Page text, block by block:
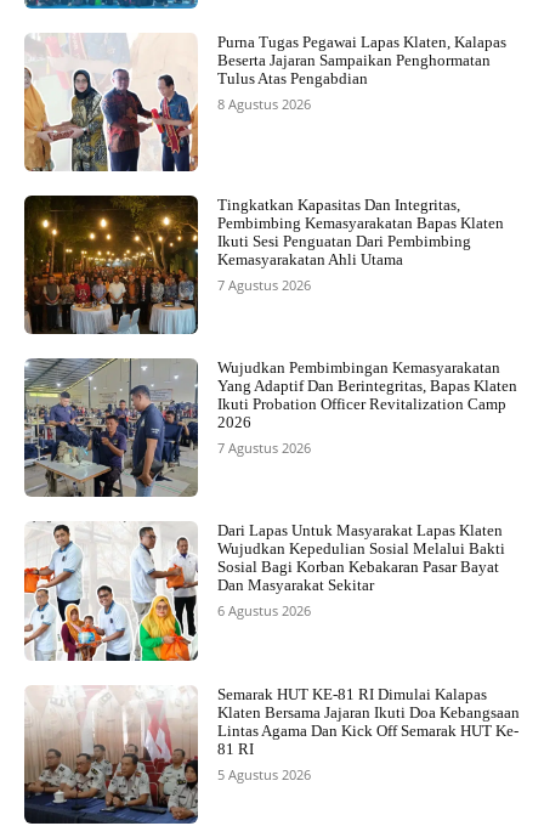
Purna Tugas Pegawai Lapas Klaten, Kalapas
Beserta Jajaran Sampaikan Penghormatan
Tulus Atas Pengabdian
8 Agustus 2026
Tingkatkan Kapasitas Dan Integritas,
Pembimbing Kemasyarakatan Bapas Klaten
Ikuti Sesi Penguatan Dari Pembimbing
Kemasyarakatan Ahli Utama
7 Agustus 2026
Wujudkan Pembimbingan Kemasyarakatan
Yang Adaptif Dan Berintegritas, Bapas Klaten
Ikuti Probation Officer Revitalization Camp
2026
7 Agustus 2026
Dari Lapas Untuk Masyarakat Lapas Klaten
Wujudkan Kepedulian Sosial Melalui Bakti
Sosial Bagi Korban Kebakaran Pasar Bayat
Dan Masyarakat Sekitar
6 Agustus 2026
Semarak HUT KE-81 RI Dimulai Kalapas
Klaten Bersama Jajaran Ikuti Doa Kebangsaan
Lintas Agama Dan Kick Off Semarak HUT Ke-
81 RI
5 Agustus 2026